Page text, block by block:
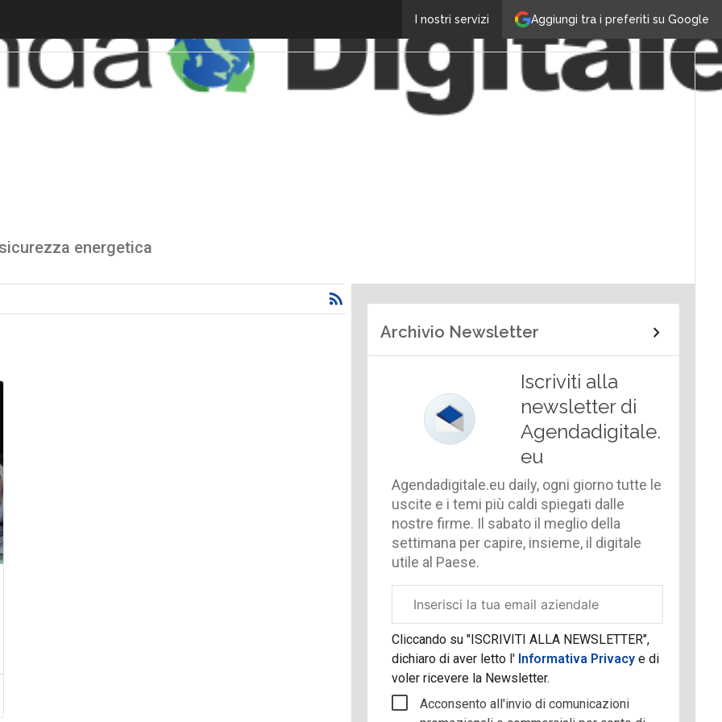
Aggiungi tra i preferiti su Google
I nostri servizi
energetica
Archivio Newsletter
Iscriviti alla
newsletter di
Agendadigitale.
eu
Agendadigitale.eu daily, ogni giorno tutte le
uscite e i temi più caldi spiegati dalle
nostre firme. Il sabato il meglio della
settimana per capire, insieme, il digitale
utile al Paese.
aziendale
Cliccando su "ISCRIVITI ALLA NEWSLETTER",
dichiaro di aver letto l' Informativa Privacye di
voler ricevere la Newsletter.
Acconsento all'invio di comunicazioni